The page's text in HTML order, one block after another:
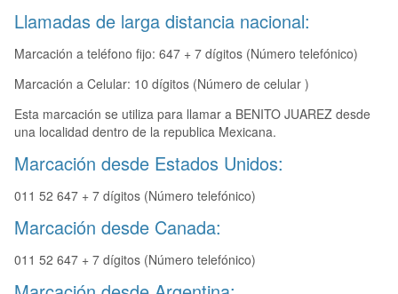
Llamadas de larga distancia nacional:
Marcación a teléfono fijo: 647 + 7 dígitos (Número telefónico)
Marcación a Celular: 10 dígitos (Número de celular )
Esta marcación se utiliza para llamar a BENITO JUAREZ desde
una localidad dentro de la republica Mexicana.
Marcación desde Estados Unidos:
011 52 647 + 7 dígitos (Número telefónico)
Marcación desde Canada:
011 52 647 + 7 dígitos (Número telefónico)